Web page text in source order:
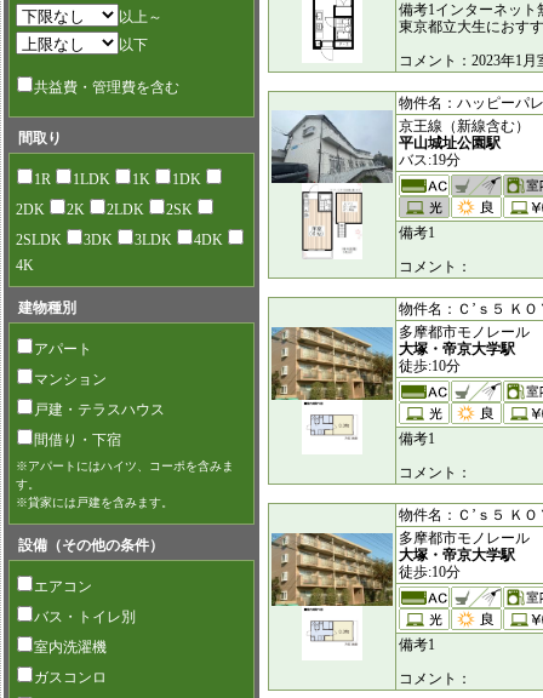
備考1インターネッ
東京都立大生におす
コメント：2023年1
物件名：ハッピーパ
京王線（新線含む）
平山城址公園駅
バス:19分
備考1
コメント：
物件名：Ｃ’ｓ５ Ｋ
多摩都市モノレール
大塚・帝京大学駅
徒歩:10分
備考1
コメント：
物件名：Ｃ’ｓ５ Ｋ
多摩都市モノレール
大塚・帝京大学駅
徒歩:10分
備考1
コメント：
以上～
以下
共益費・管理費を含む
間取り
1R 1LDK 1K
1DK
2DK
2K 2LDK
2SK
2SLDK
3DK 3LDK
4DK
4K
建物種別
アパート
マンション
戸建・テラスハウス
間借り・下宿
※アパートにはハイツ、コーポを含みま
す。
※貸家には戸建を含みます。
設備（その他の条件）
エアコン
バス・トイレ別
室内洗濯機
ガスコンロ